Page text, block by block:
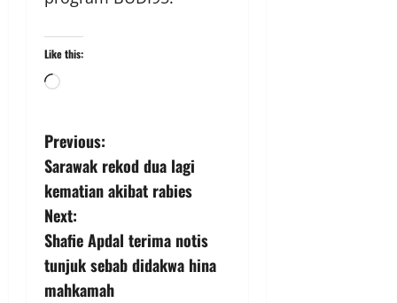
Like this:
Previous:
Sarawak rekod dua lagi
kematian akibat rabies
Next:
Shafie Apdal terima notis
tunjuk sebab didakwa hina
mahkamah